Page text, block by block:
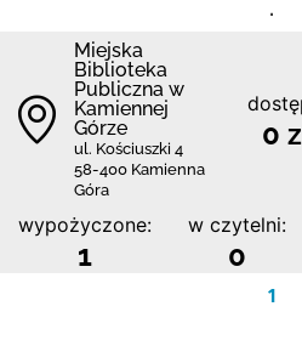
.
Miejska
Biblioteka
Publiczna w
Kamiennej
Górze
ul. Kościuszki 4
58-400 Kamienna
Góra
0
wypożyczone:
1
w czytelni:
0
1